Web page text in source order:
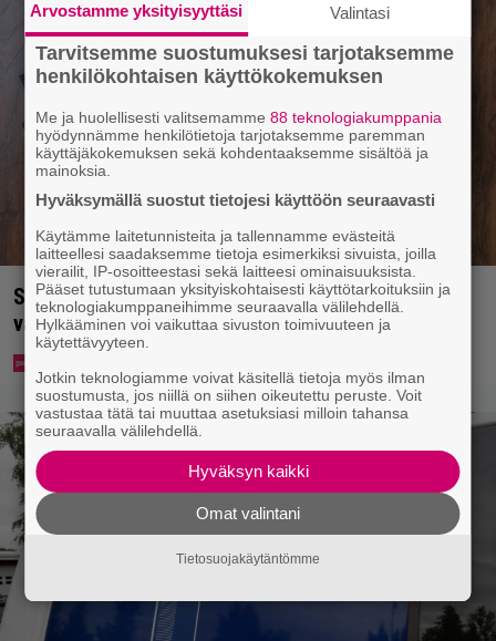
Syötkö perunoita näin? Tutkijat löysivät yhteyden
vakavaan kansansairauteen
Arvostamme yksityisyyttäsi Valintasi
Tarvitsemme suostumuksesi tarjotaksemme
henkilökohtaisen käyttökokemuksen
Me ja huolellisesti valitsemamme88 teknologiakumppania
hyödynnämme henkilötietoja tarjotaksemme paremman
käyttäjäkokemuksen sekä kohdentaaksemme sisältöä ja
mainoksia.
Hyväksymällä suostut tietojesi käyttöön seuraavasti
Käytämme laitetunnisteita ja tallennamme evästeitä
laitteellesi saadaksemme tietoja esimerkiksi sivuista, joilla
vierailit, IP-osoitteestasi sekä laitteesi ominaisuuksista.
Pääset tutustumaan yksityiskohtaisesti käyttötarkoituksiin ja
teknologiakumppaneihimme seuraavalla välilehdellä.
Hylkääminen voi vaikuttaa sivuston toimivuuteen ja
käytettävyyteen.
Jotkin teknologiamme voivat käsitellä tietoja myös ilman
suostumusta, jos niillä on siihen oikeutettu peruste. Voit
vastustaa tätä tai muuttaa asetuksiasi milloin tahansa
seuraavalla välilehdellä.
Hyväksyn kaikki
Omat valintani
Tietosuojakäytäntömme